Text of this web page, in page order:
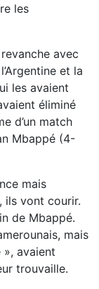
les
avec
et la
les avaient
éliminé
d’un match
Mbappé (4-
mais
ils vont courir.
de Mbappé.
mais
avaient
trouvaille.